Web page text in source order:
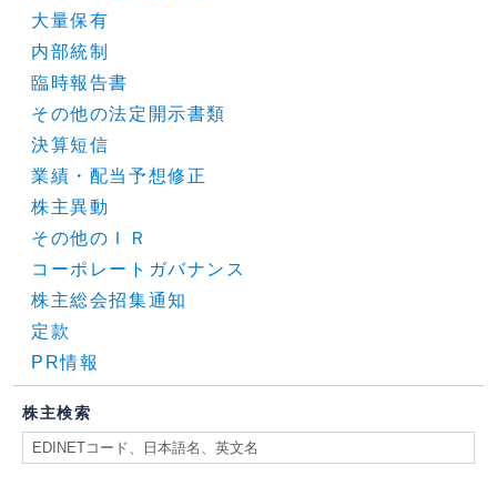
大量保有
内部統制
臨時報告書
その他の法定開示書類
決算短信
業績・配当予想修正
株主異動
その他のＩＲ
コーポレートガバナンス
株主総会招集通知
定款
PR情報
株主検索